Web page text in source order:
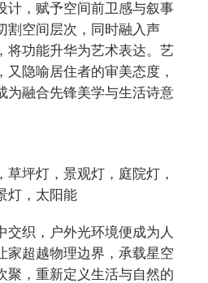
计，赋予空间前卫感与叙事
割空间层次，同时融入声
将功能升华为艺术表达。艺
隐喻居住者的审美态度，
为融合先锋美学与生活诗意
草坪灯，景观灯，庭院灯，
灯，太阳能
交织，户外光环境便成为人
家超越物理边界，承载星空
聚，重新定义生活与自然的